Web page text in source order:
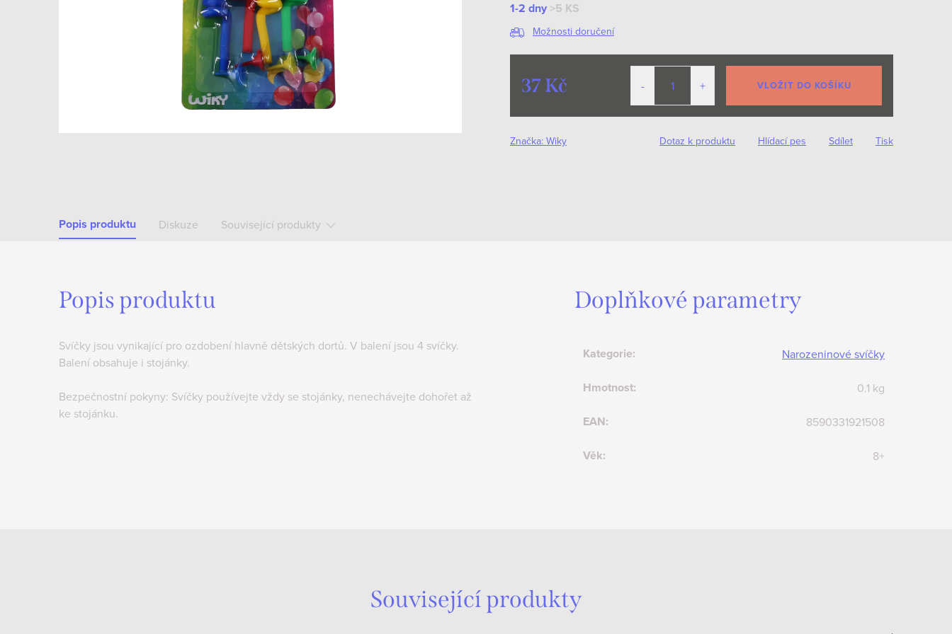
1-2 dny >5 KS
Možnosti doručení
37 Kč
cena:
VLOŽIT DO KOŠÍKU
Značka: Wiky Tisk
Dotaz k produktu Hlídací pes Sdílet
Popis produktu Diskuze Související produkty
Popis produktu
Svíčky jsou vynikající pro ozdobení hlavně dětských dortů. V balení jsou 4 svíčky.
Balení obsahuje i stojánky.
Bezpečnostní pokyny: Svíčky používejte vždy se stojánky, nenechávejte dohořet až
ke stojánku.
Doplňkové parametry
Kategorie: Narozeninové svíčky
Hmotnost: 0.1 kg
EAN: 8590331921508
Věk: 8+
Související produkty